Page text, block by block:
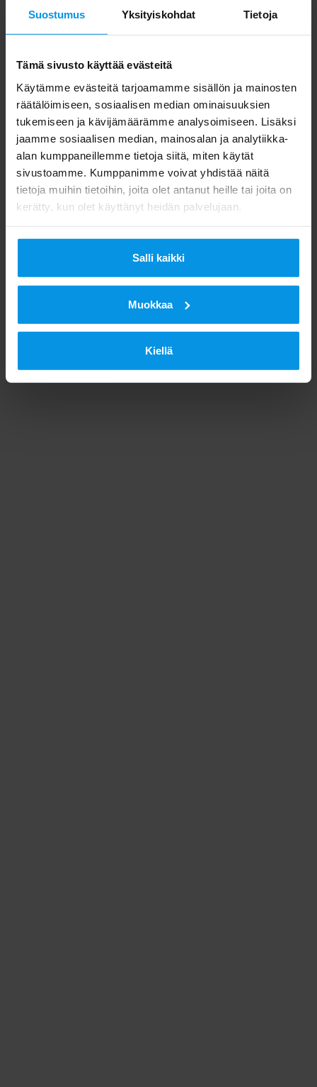
Suostumus Yksityiskohdat Tietoja
Tämä sivusto käyttää evästeitä
Käytämme evästeitä tarjoamamme sisällön ja mainosten
räätälöimiseen, sosiaalisen median ominaisuuksien
tukemiseen ja kävijämäärämme analysoimiseen. Lisäksi
jaamme sosiaalisen median, mainosalan ja analytiikka-
alan kumppaneillemme tietoja siitä, miten käytät
sivustoamme. Kumppanimme voivat yhdistää näitä
tietoja muihin tietoihin, joita olet antanut heille tai joita on
kerätty, kun olet käyttänyt heidän palvelujaan.
Salli kaikki
Muokkaa
Kiellä